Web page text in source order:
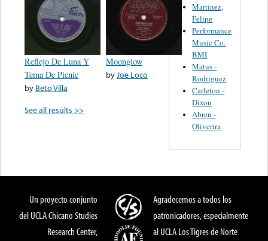
Reflejo De Luna Y
Tema De Picnic
by Beto Villa
Moonglow
byJoe Loco
See all results >>
Martinez,
Felipe
Performance
Music Co.
BMI
Matus -
Rodriguez
Carleton -
Dixon
Abreu -
Oliverira
Un proyecto conjunto
del UCLA Chicano Studies
Research Center,
Agradecemos a todos los
patronicadores, especialmente
al UCLA Los Tigres de Norte